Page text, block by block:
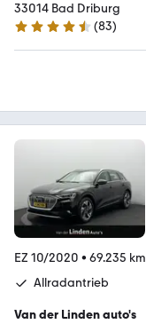
Begeisterung-
33014 Bad Driburg
4.6 Sterne
(83)
EZ 10/2020 • 69.235 km
Allradantrieb
Van der Linden auto's